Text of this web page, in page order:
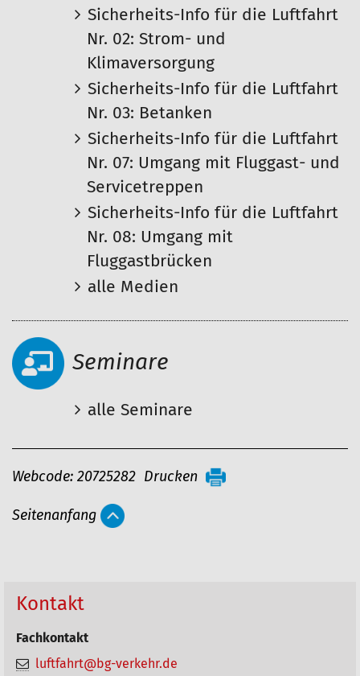
Sicherheits-Info für die Luftfahrt
Nr. 02: Strom- und
Klimaversorgung
Sicherheits-Info für die Luftfahrt
Nr. 03: Betanken
Sicherheits-Info für die Luftfahrt
Nr. 07: Umgang mit Fluggast- und
Servicetreppen
Sicherheits-Info für die Luftfahrt
Nr. 08: Umgang mit
Fluggastbrücken
alle Medien
Seminare
alle Seminare
A
t
e
a
k
Webcode: 20725282 Drucken
Seitenanfang
Kontakt
Fachkontakt
luftfahrt@bg-verkehr.de